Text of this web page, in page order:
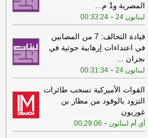
07:45
عناوين وأسرار الصحف اللبنانية
ليوم الخميس 06-08-2026
07:32
بـ 5 غارات.. بلدة البرج الشمالي
تحت النيران الاسرائيلية!-الجديد
19:47
إسرائيل تدرس خيارات إضافية
للرد على “الحزب”-آيم-لبنانون
18:58
الأساتذة المتعاقدون في اللبنانية
استنكروا عدم إدراج ملف التفرغ على جدول
أعمال جلسة مجلس الوزراء
أل بي سي أي
المصرية و1 م
...
لبنانون 24 -
00:33:24
قيادة التحالف: 7 من المصابين
في اعتداءات إرهابية حوثية في
نجران ...
لبنانون 24 -
00:31:34
القوات الأميركية تسحب طائرات
التزود بالوقود من مطار بن
غوريون
أي أم لبنانون -
00:29:06